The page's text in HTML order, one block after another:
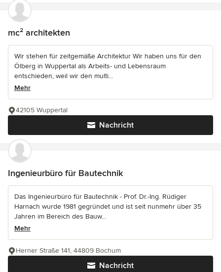
mc² architekten
Wir stehen für zeitgemäße Architektur Wir haben uns für den
Ölberg in Wuppertal als Arbeits- und Lebensraum
entschieden, weil wir den multi...
Mehr
Nachricht
42105 Wuppertal
Ingenieurbüro für Bautechnik
Das Ingenieurbüro für Bautechnik - Prof. Dr.-Ing. Rüdiger
Harnach wurde 1981 gegründet und ist seit nunmehr über 35
Jahren im Bereich des Bauw...
Mehr
Nachricht
Herner Straße 141, 44809 Bochum